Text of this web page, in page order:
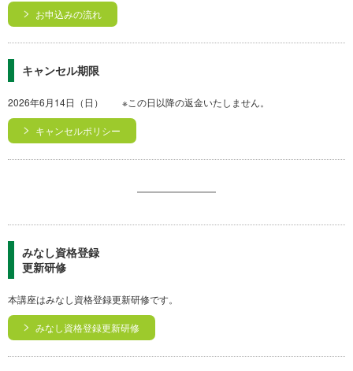
お申込みの流れ
キャンセル期限
2026年6月14日（日） ※この日以降の返金いたしません。
キャンセルポリシー
みなし資格登録
更新研修
本講座はみなし資格登録更新研修です。
みなし資格登録更新研修